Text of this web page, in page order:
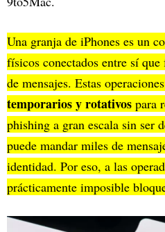
Una granja de iPhones es un
físicos conectados entre sí
de mensajes. Estas
temporarios y rotativos para
phishing a gran escala sin ser
puede mandar miles de
identidad. Por eso, a las
prácticamente imposible